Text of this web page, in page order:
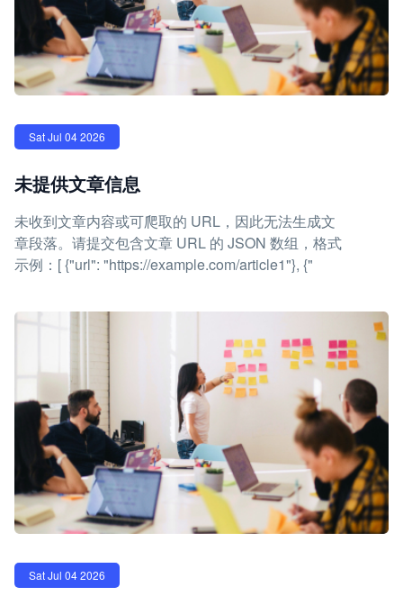
Sat Jul 04 2026
未提供文章信息
未收到文章内容或可爬取的 URL，因此无法生成文
章段落。请提交包含文章 URL 的 JSON 数组，格式
示例：[ {"url": "https://example.com/article1"}, {"
Sat Jul 04 2026